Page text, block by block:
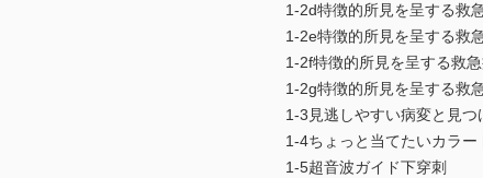
1-2d特徴的所見を呈する救
1-2e特徴的所見を呈する救
1-2f特徴的所見を呈する救
1-2g特徴的所見を呈する救
1-3見逃しやすい病変と見つ
1-4ちょっと当てたいカラー
1-5超音波ガイド下穿刺